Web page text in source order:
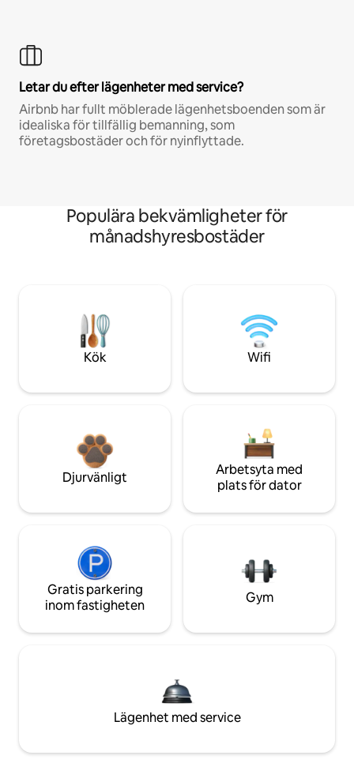
Letar du efter lägenheter med service?
Airbnb har fullt möblerade lägenhetsboenden som är
idealiska för tillfällig bemanning, som
företagsbostäder och för nyinflyttade.
Populära bekvämligheter för
månadshyresbostäder
Kök Wifi
Djurvänligt
Arbetsyta med
plats för dator
Gratis parkering
inom fastigheten
Gym
Lägenhet med service